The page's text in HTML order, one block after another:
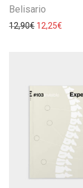
Belisario
12,90€ 12,25€